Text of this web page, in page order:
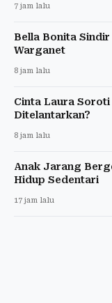
7 jam lalu
Bella Bonita
Warganet
8 jam lalu
Cinta Laura Soroti
Ditelantarkan?
8 jam lalu
Anak Jarang
Hidup Sedentari
17 jam lalu